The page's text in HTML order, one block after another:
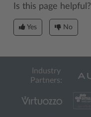
Is this page helpful?
Yes No
Industry
Partners: